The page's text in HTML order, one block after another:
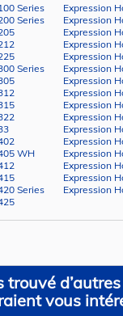
Series
Expression
Series
Expression
Expression
Expression
Expression
Series
Expression
Expression
Expression
Expression
Expression
Expression
Expression
WH
Expression
Expression
Expression
Series
Expression
trouvé
vous